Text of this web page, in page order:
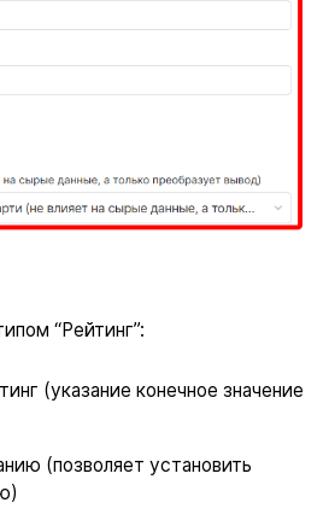
“Рейтинг”:
(указание конечное значение
(позволяет установить